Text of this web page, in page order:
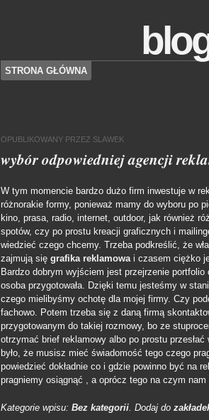
SKOCZ DO TREŚCI
STRONA GŁÓWNA
OPUBLIKOWANY PRZEZ SLAWEK
wybór odpowiedniej agencji
W tym momencie bardzo dużo firm inwestuje w
różnorakie formy, ponieważ mamy do wyboru po
kino, prasa, radio, internet, outdoor, jak również
spotów, czy po prostu kreacji graficznych i
wiedzieć czego chcemy. Trzeba podkreślić, że
zajmują się grafika reklamowai czasem ciężko
Bardzo dobrym wyjściem jest przejrzenie
osoba przygotowała. Dzięki temu jesteśmy w
czego mielibyśmy ochotę dla mojej firmy. Czy
fachowo. Potem trzeba się z daną firmą
przygotowanym do takiej rozmowy, bo ze
otrzymać brief reklamowy albo po prostu
było, że musisz mieć świadomość tego czego
powiedzieć dokładnie co i gdzie powinno być na
pragniemy osiągnąć , a oprócz tego na czym nam
Kategorie wpisu: Bez kategorii . Dodaj do